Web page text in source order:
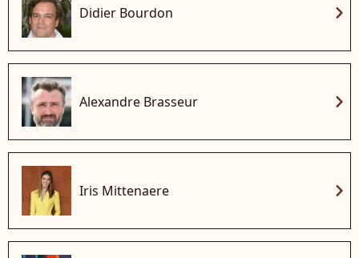
Didier Bourdon chevron_right
Alexandre Brasseur chevron_right
Iris Mittenaere chevron_right